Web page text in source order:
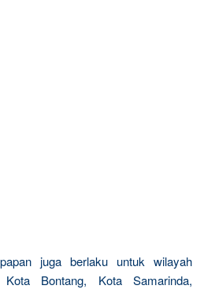
juga berlaku untuk wilayah
Bontang, Kota Samarinda,